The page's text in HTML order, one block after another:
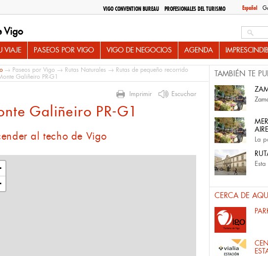
Español
VIGO CONVENTION BUREAU PROFESIONALES DEL TURISMO
Vigo
VIAJE PASEOS POR VIGO VIGO DE NEGOCIOS AGENDA
→ Paseos por Vigo → Rutas Naturales → Rutas de pequeño recorrido
Galiñeiro PR-G1
Imprimir Escuchar
Galiñeiro PR-G1
al techo de Vigo
TAMBIÉN TE
La
Esta
CERCA DE